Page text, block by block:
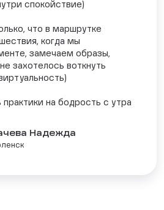
спокойствие)
что в маршрутке
когда мы
замечаем образы,
захотелось воткнуть
практики на бодрость с утра
Надежда